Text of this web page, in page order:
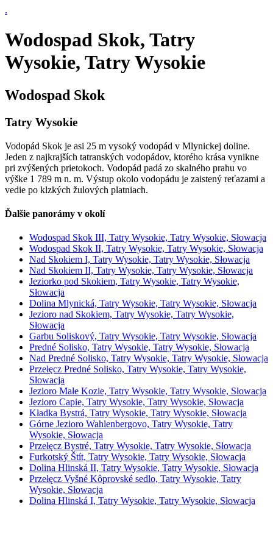
.
Wodospad Skok, Tatry
Wysokie, Tatry Wysokie
Wodospad Skok
Tatry Wysokie
Vodopád Skok je asi 25 m vysoký vodopád v Mlynickej doline.
Jeden z najkrajších tatranských vodopádov, ktorého krása vynikne
pri zvýšených prietokoch. Vodopád padá zo skalného prahu vo
výške 1 789 m n. m. Výstup okolo vodopádu je zaistený reťazami a
vedie po klzkých žulových platniach.
Ďalšie panorámy v okolí
Wodospad Skok III, Tatry Wysokie, Tatry Wysokie, Słowacja
Wodospad Skok II, Tatry Wysokie, Tatry Wysokie, Słowacja
Nad Skokiem I, Tatry Wysokie, Tatry Wysokie, Słowacja
Nad Skokiem II, Tatry Wysokie, Tatry Wysokie, Słowacja
Jeziorko pod Skokiem, Tatry Wysokie, Tatry Wysokie,
Słowacja
Dolina Mlynická, Tatry Wysokie, Tatry Wysokie, Słowacja
Jezioro nad Skokiem, Tatry Wysokie, Tatry Wysokie,
Słowacja
Garbu Soliskový, Tatry Wysokie, Tatry Wysokie, Słowacja
Predné Solisko, Tatry Wysokie, Tatry Wysokie, Słowacja
Nad Predné Solisko, Tatry Wysokie, Tatry Wysokie, Słowacja
Przełęcz Predné Solisko, Tatry Wysokie, Tatry Wysokie,
Słowacja
Jezioro Małe Kozie, Tatry Wysokie, Tatry Wysokie, Słowacja
Jezioro Capie, Tatry Wysokie, Tatry Wysokie, Słowacja
Kładka Bystrá, Tatry Wysokie, Tatry Wysokie, Słowacja
Górne Jezioro Wahlenbergovo, Tatry Wysokie, Tatry
Wysokie, Słowacja
Przełęcz Bystré, Tatry Wysokie, Tatry Wysokie, Słowacja
Furkotský Štít, Tatry Wysokie, Tatry Wysokie, Słowacja
Dolina Hlinská II, Tatry Wysokie, Tatry Wysokie, Słowacja
Przełęcz Vyšné Kôprovské sedlo, Tatry Wysokie, Tatry
Wysokie, Słowacja
Dolina Hlinská I, Tatry Wysokie, Tatry Wysokie, Słowacja